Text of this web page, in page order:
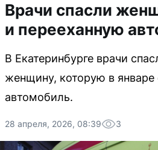
Врачи спасли
и перееханную
В Екатеринбурге врачи
женщину, которую в январе
автомобиль.
28 апреля, 2026, 08:39 3